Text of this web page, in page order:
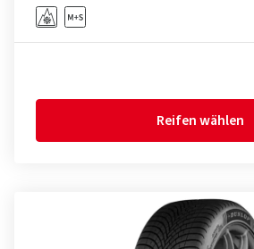
Reifen wählen